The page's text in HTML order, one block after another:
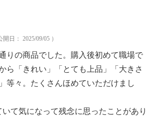
開日： 2025/09/05 ）
りの商品でした。購入後初めて職場で
ら「きれい」「とても上品」「大きさ
等々。たくさんほめていただけまし
て気になって残念に思ったことがあり